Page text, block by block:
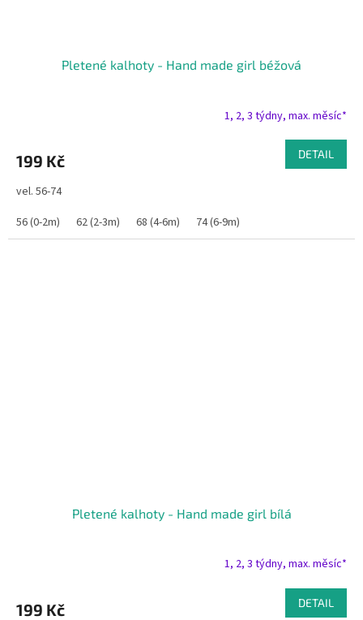
Pletené kalhoty - Hand made girl béžová
1, 2, 3 týdny, max. měsíc*
199 Kč DETAIL
vel. 56-74
56 (0-2m)
62 (2-3m) 68 (4-6m) 74 (6-9m)
Pletené kalhoty - Hand made girl bílá
1, 2, 3 týdny, max. měsíc*
199 Kč DETAIL